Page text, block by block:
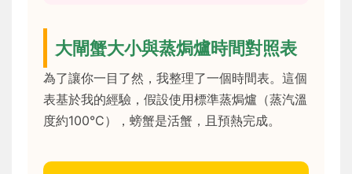
大閘蟹大小與蒸焗爐時間對照表
為了讓你一目了然，我整理了一個時間表。這個
表基於我的經驗，假設使用標準蒸焗爐（蒸汽溫
度約100°C），螃蟹是活蟹，且預熱完成。